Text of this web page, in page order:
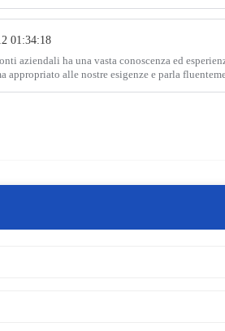
01:34:18
aziendali ha una vasta conoscenza ed
appropriato alle nostre esigenze e parla